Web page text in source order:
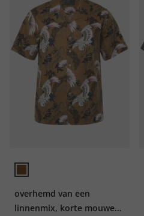
overhemd van een
linnenmix, korte mouwen,